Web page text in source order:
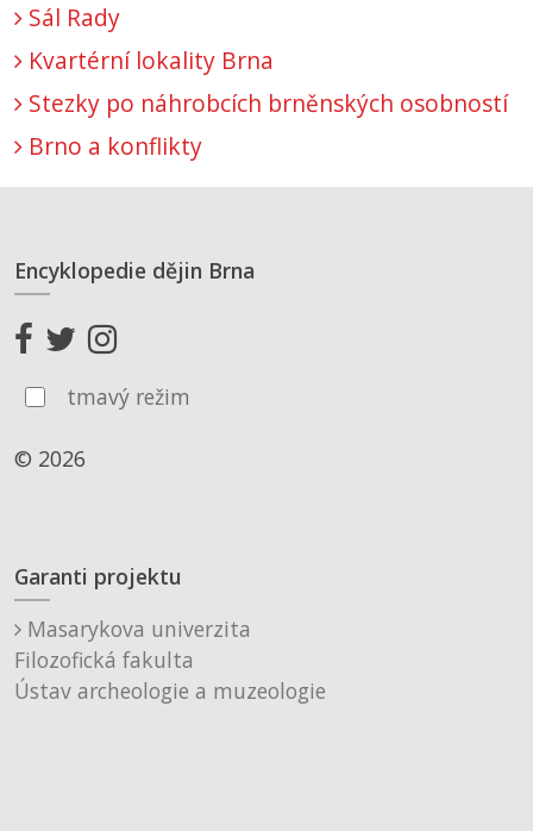
Sál Rady
Kvartérní lokality Brna
Stezky po náhrobcích brněnských osobností
Brno a konflikty
Encyklopedie dějin Brna
tmavý režim
© 2026
Garanti projektu
Masarykova univerzita
Filozofická fakulta
Ústav archeologie a muzeologie